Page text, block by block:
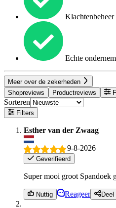
Klachtenbeheer
Echte
Meer over de zekerheden
Shopreviews
Productreviews
Sorteren
Filters
Esther van der Zwaag
9-8-2026
Geverifieerd
Super mooi groot Spandoek
Nuttig Reageer Deel